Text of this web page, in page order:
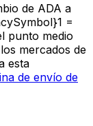
de ADA a
=
punto medio
mercados de
esta
de envío de